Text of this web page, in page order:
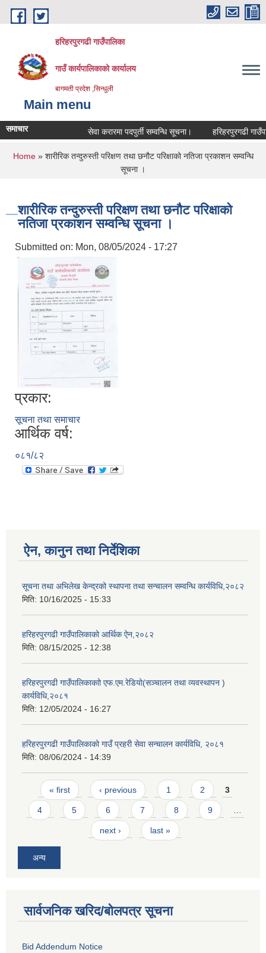
Skip to main content
हरिहरपुरगढी गाउँपालिका
गाउँ कार्यपालिकाको कार्यालय
बागमती प्रदेश ,सिन्धुली
Main menu
समाचार सेवा करारमा पदपुर्ती सम्वन्धि सूचना। हरिहरपुरगढी
You are here
Home» शारीरिक तन्दुरुस्ती परिक्षण तथा छनौट परिक्षाको नतिजा प्रकाशन सम्वन्धि
सूचना ।
शारीरिक तन्दुरुस्ती परिक्षण तथा छनौट परिक्षाको
नतिजा प्रकाशन सम्वन्धि सूचना ।
Submitted on: Mon, 08/05/2024 - 17:27
प्रकार:
सूचना तथा समाचार
आर्थिक वर्ष:
०८१/८२
ऐन, कानुन तथा निर्देशिका
सूचना तथा अभिलेख केन्द्रको स्थापना तथा सन्चालन सम्वन्धि कार्यविधि,२०८२
मिति: 10/16/2025 - 15:33
हरिहरपुरगढी गाउँपालिकाको आर्थिक ऐन,२०८२
मिति: 08/15/2025 - 12:38
हरिहरपुरगढी गाउँपालिकाकाो एफ.एम.रेडियो(सञ्चालन तथा व्यवस्थापन )
कार्यविधि,२०८१
मिति: 12/05/2024 - 16:27
हरिहरपुरगढी गाउँपालिकाको गाउँ प्रहरी सेवा सन्चालन कार्यविधि, २०८१
मिति: 08/06/2024 - 14:39
Pages
« first ‹ previous 1 2 3
4 5 6 7 8 9
next › last »
अन्य
सार्वजनिक खरिद/बोलपत्र सूचना
Bid Addendum Notice